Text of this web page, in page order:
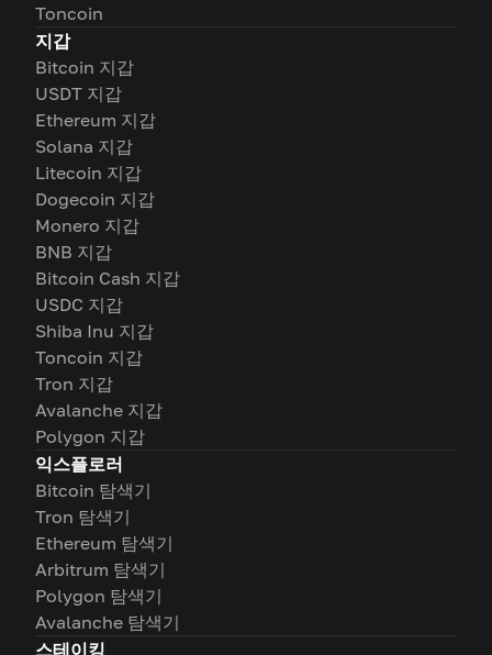
Toncoin
지갑
Bitcoin 지갑
USDT 지갑
Ethereum 지갑
Solana 지갑
Litecoin 지갑
Dogecoin 지갑
Monero 지갑
BNB 지갑
Bitcoin Cash 지갑
USDC 지갑
Shiba Inu 지갑
Toncoin 지갑
Tron 지갑
Avalanche 지갑
Polygon 지갑
익스플로러
Bitcoin 탐색기
Tron 탐색기
Ethereum 탐색기
Arbitrum 탐색기
Polygon 탐색기
Avalanche 탐색기
스테이킹